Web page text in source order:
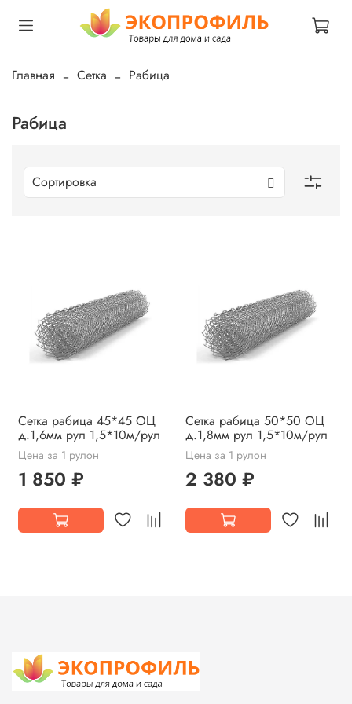
Главная Сетка Рабица
Рабица
Сетка рабица 45*45 ОЦ
д.1,6мм рул 1,5*10м/рул
Цена за 1 рулон
1 850 ₽
Сетка рабица 50*50 ОЦ
д.1,8мм рул 1,5*10м/рул
Цена за 1 рулон
2 380 ₽